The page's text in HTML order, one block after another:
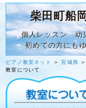
柴田町船
個人レッスン 幼
初めての方にも
ピアノ教室ネット ＞宮城県 ＞
教室について